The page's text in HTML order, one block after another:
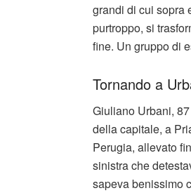
grandi di cui sopra
purtroppo, si
fine. Un gruppo di
Tornando a
Giuliano Urbani,
della capitale, a
Perugia, allevato
sinistra che
sapeva benissimo